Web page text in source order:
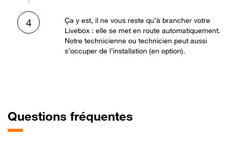
4
Ça y est, il ne vous reste qu’à brancher votre
Livebox : elle se met en route automatiquement.
Notre technicienne ou technicien peut aussi
s’occuper de l’installation (en option).
Questions fréquentes